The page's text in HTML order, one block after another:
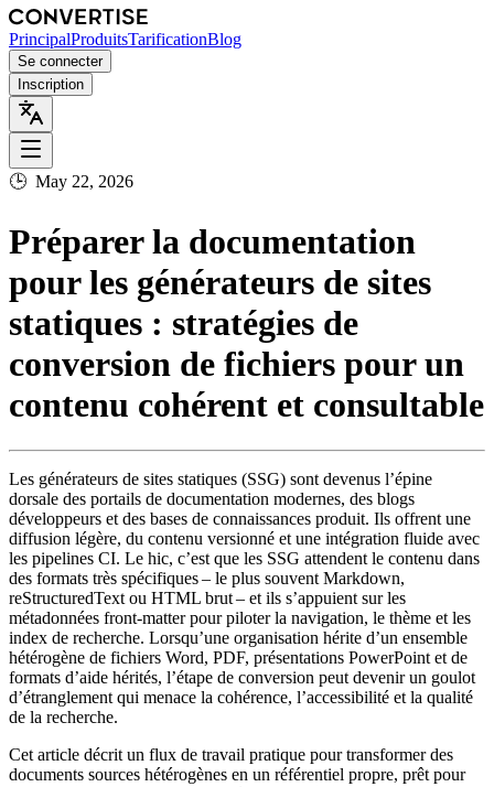
PrincipalProduitsTarificationBlog
Se connecter
Inscription
🕒 May 22, 2026
Préparer la documentation
pour les générateurs de sites
statiques : stratégies de
conversion de fichiers pour un
contenu cohérent et consultable
Les générateurs de sites statiques (SSG) sont devenus l’épine
dorsale des portails de documentation modernes, des blogs
développeurs et des bases de connaissances produit. Ils offrent une
diffusion légère, du contenu versionné et une intégration fluide avec
les pipelines CI. Le hic, c’est que les SSG attendent le contenu dans
des formats très spécifiques – le plus souvent Markdown,
reStructuredText ou HTML brut – et ils s’appuient sur les
métadonnées front‑matter pour piloter la navigation, le thème et les
index de recherche. Lorsqu’une organisation hérite d’un ensemble
hétérogène de fichiers Word, PDF, présentations PowerPoint et de
formats d’aide hérités, l’étape de conversion peut devenir un goulot
d’étranglement qui menace la cohérence, l’accessibilité et la qualité
de la recherche.
Cet article décrit un flux de travail pratique pour transformer des
documents sources hétérogènes en un référentiel propre, prêt pour